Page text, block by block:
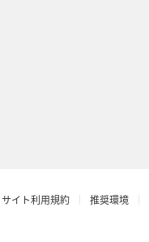
サイト利用規約 推奨環境